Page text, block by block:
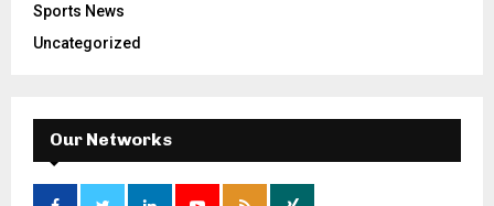
Sports News
Uncategorized
Our Networks